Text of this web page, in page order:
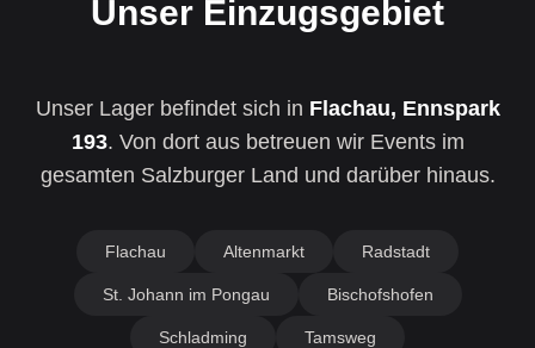
Unser Einzugsgebiet
Unser Lager befindet sich in Flachau, Ennspark
193. Von dort aus betreuen wir Events im
gesamten Salzburger Land und darüber hinaus.
Flachau Altenmarkt Radstadt
St. Johann im Pongau Bischofshofen
Schladming Tamsweg